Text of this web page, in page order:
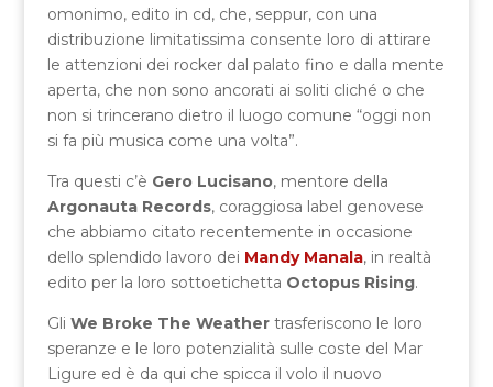
omonimo, edito in cd, che, seppur, con una
distribuzione limitatissima consente loro di attirare
le attenzioni dei rocker dal palato fino e dalla mente
aperta, che non sono ancorati ai soliti cliché o che
non si trincerano dietro il luogo comune “oggi non
si fa più musica come una volta”.
Tra questi c’è Gero Lucisano, mentore della
Argonauta Records, coraggiosa label genovese
che abbiamo citato recentemente in occasione
dello splendido lavoro dei Mandy Manala, in realtà
edito per la loro sottoetichetta Octopus Rising.
Gli We Broke The Weathertrasferiscono le loro
speranze e le loro potenzialità sulle coste del Mar
Ligure ed è da qui che spicca il volo il nuovo